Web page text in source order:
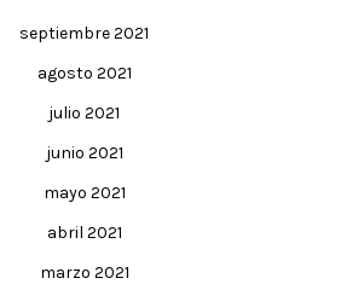
septiembre 2021
agosto 2021
julio 2021
junio 2021
mayo 2021
abril 2021
marzo 2021